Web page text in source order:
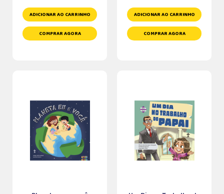
ADICIONAR AO CARRINHO
COMPRAR AGORA
ADICIONAR AO CARRINHO
COMPRAR AGORA